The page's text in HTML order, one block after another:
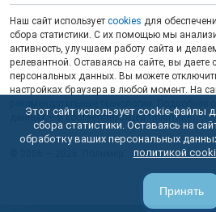
Наш сайт использует cookies для
сбора статистики. С их помощью мы
активность, улучшаем работу сайта и
релевантной. Оставаясь на сайте, вы даете
персональных данных. Вы можете
настройках браузера в любой момент. На
данных — в соответствующейПолитике.
Этот сайт использует cookie-файлы
сбора статистики. Оставаясь на
обработку ваших персональных
политикой
Принять